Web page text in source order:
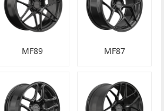
MF89 MF87